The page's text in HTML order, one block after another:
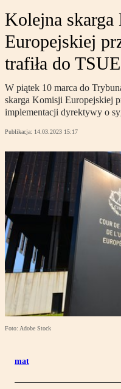
Kolejna
Europejskiej
trafiła do TSUE
W piątek 10 marca do
skarga Komisji Europejskiej
implementacji dyrektywy o
Publikacja: 14.03.2023 15:17
Foto: Adobe Stock
mat